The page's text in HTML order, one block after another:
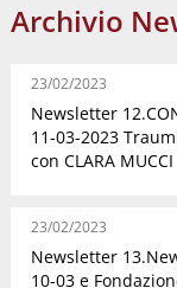
Archivio
23/02/2023
Newsletter
11-03-2023
con CLARA MUCCI
23/02/2023
Newsletter
10-03 e